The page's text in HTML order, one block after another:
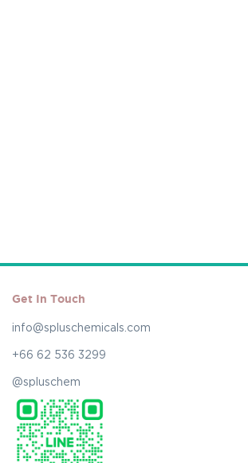
Get In Touch
info@spluschemicals.com
+66 62 536 3299
@spluschem